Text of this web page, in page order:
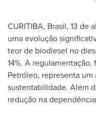
CURITIBA, Brasil, 13 de
uma evolução
teor de biodiesel no
14%. A
Petróleo, representa
sustentabilidade. Além
redução na